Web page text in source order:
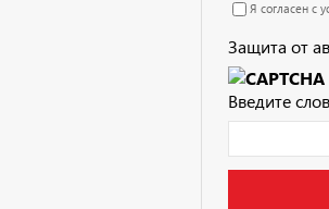
Я согласен с
Защита от
Введите